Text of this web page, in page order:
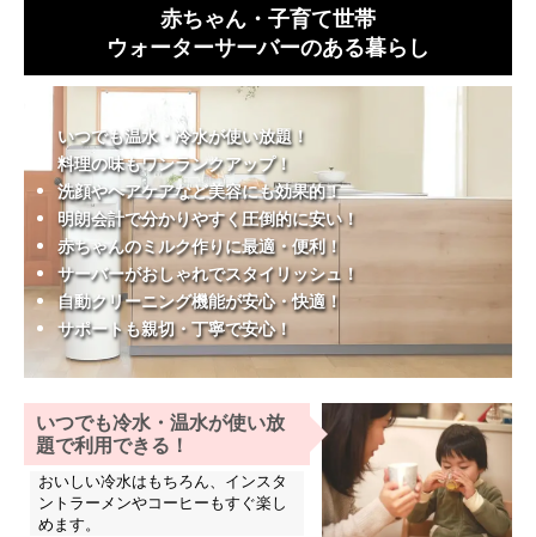
赤ちゃん・子育て世帯
ウォーターサーバーのある暮らし
いつでも温水・冷水が使い放題！
料理の味もワンランクアップ！
洗顔やヘアケアなど美容にも効果的！
明朗会計で分かりやすく圧倒的に安い！
赤ちゃんのミルク作りに最適・便利！
サーバーがおしゃれでスタイリッシュ！
自動クリーニング機能が安心・快適！
サポートも親切・丁寧で安心！
いつでも冷水・温水が使い放
題で利用できる！
おいしい冷水はもちろん、インスタ
ントラーメンやコーヒーもすぐ楽し
めます。